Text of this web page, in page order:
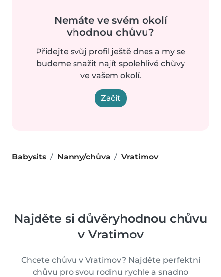
Nemáte ve svém okolí
vhodnou chůvu?
Přidejte svůj profil ještě dnes a my se
budeme snažit najít spolehlivé chůvy
ve vašem okolí.
Začít
Babysits Nanny/chůva Vratimov
Najděte si důvěryhodnou chůvu
v Vratimov
Chcete chůvu v Vratimov? Najděte perfektní
chůvu pro svou rodinu rychle a snadno